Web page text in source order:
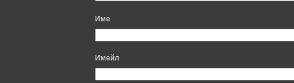
Име
Имейл